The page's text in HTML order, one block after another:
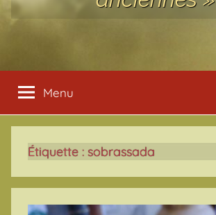
Menu
Étiquette : sobrassada